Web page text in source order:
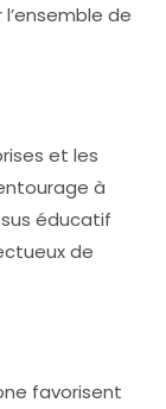
de
et les
à
éducatif
de
favorisent